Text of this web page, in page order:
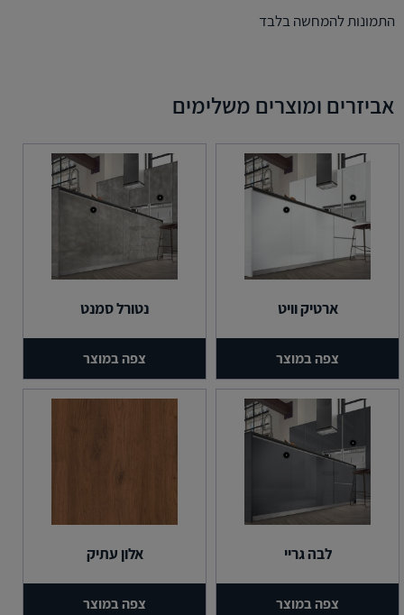
התמונות להמחשה בלבד
אביזרים ומוצרים משלימים
ארטיק וויט
צפה במוצר
נטורל סמנט
צפה במוצר
לבה גריי
צפה במוצר
אלון עתיק
צפה במוצר